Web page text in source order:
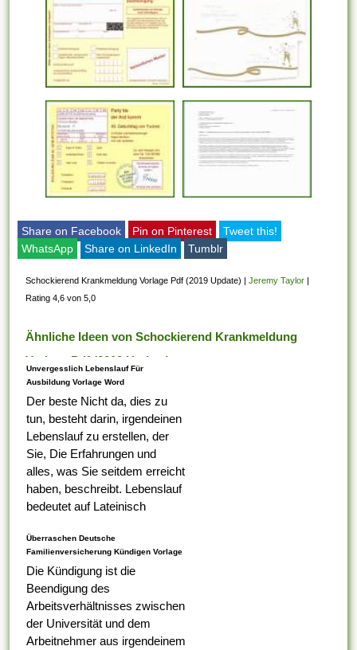
Share on Facebook Pin on Pinterest
Tweet this!
WhatsApp
Share on LinkedIn Tumblr
Schockierend Krankmeldung Vorlage Pdf (2019 Update) |Jeremy Taylor |
Rating 4,6 von 5,0
Ähnliche Ideen von Schockierend Krankmeldung
Vorlage Pdf (2019 Update)
Unvergesslich Lebenslauf Für
Ausbildung Vorlage Word
Der beste Nicht da, dies zu
tun, besteht darin, irgendeinen
Lebenslauf zu erstellen, der
Sie, Die Erfahrungen und
alles, was Sie seitdem erreicht
haben, beschreibt. Lebenslauf
bedeutet auf Lateinisch
Tabelle darauf ist,...
Überraschen Deutsche
Familienversicherung Kündigen Vorlage
Die Kündigung ist die
Beendigung des
Arbeitsverhältnisses zwischen
der Universität und dem
Arbeitnehmer aus irgendeinem